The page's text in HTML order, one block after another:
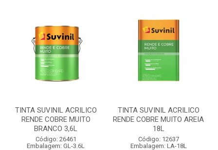
TINTA SUVINIL ACRILICO
RENDE COBRE MUITO
BRANCO 3,6L
Código: 26461
Embalagem: GL-3.6L
TINTA SUVINIL ACRILICO
RENDE COBRE MUITO AREIA
18L
Código: 12637
Embalagem: LA-18L